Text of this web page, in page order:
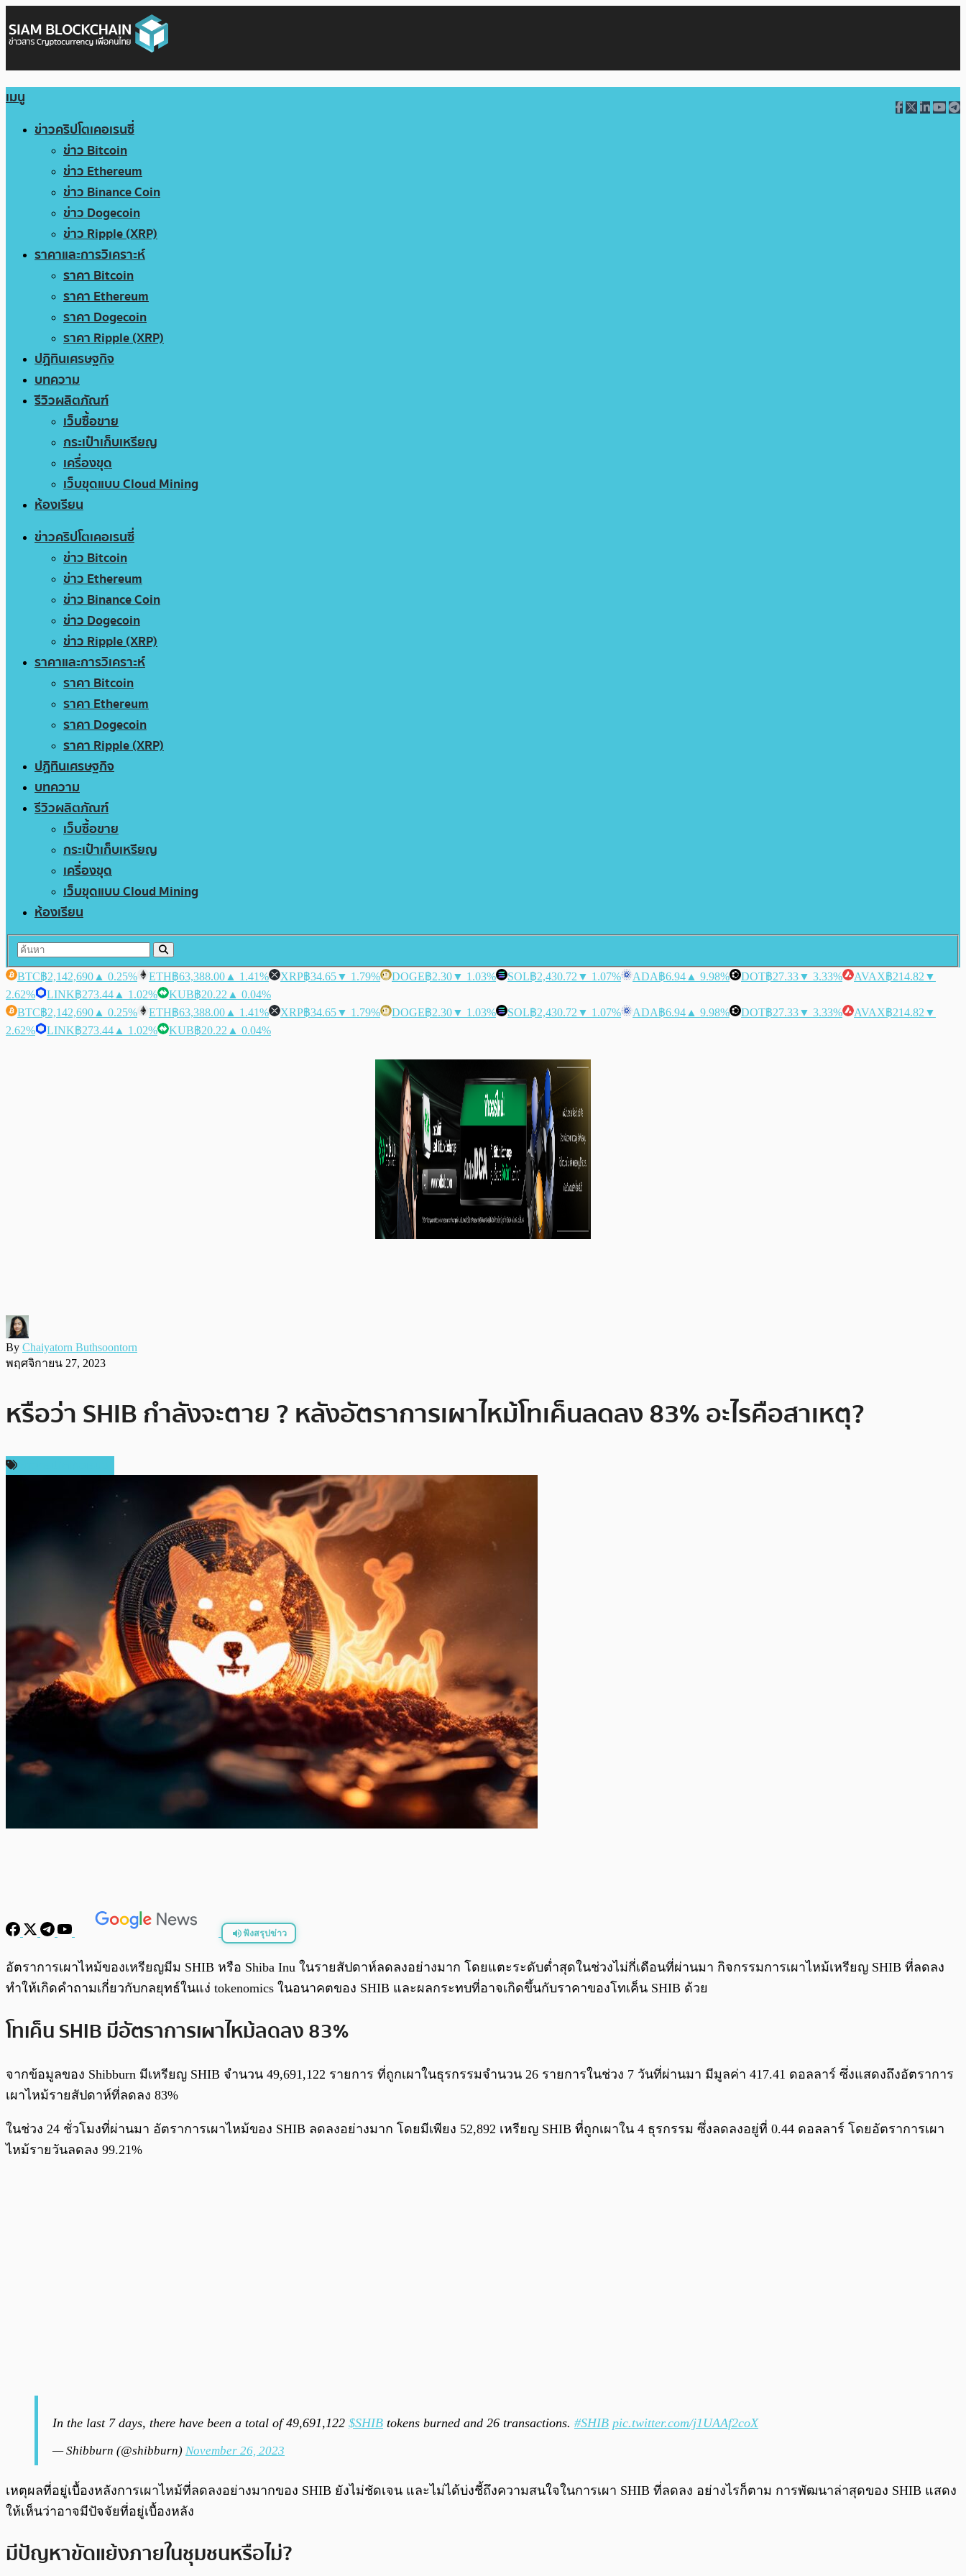
เมนู
ข่าวคริปโตเคอเรนซี่
ข่าว Bitcoin
ข่าว Ethereum
ข่าว Binance Coin
ข่าว Dogecoin
ข่าว Ripple (XRP)
ราคาและการวิเคราะห์
ราคา Bitcoin
ราคา Ethereum
ราคา Dogecoin
ราคา Ripple (XRP)
ปฏิทินเศรษฐกิจ
บทความ
รีวิวผลิตภัณฑ์
เว็บซื้อขาย
กระเป๋าเก็บเหรียญ
เครื่องขุด
เว็บขุดแบบ Cloud Mining
ห้องเรียน
ข่าวคริปโตเคอเรนซี่
ข่าว Bitcoin
ข่าว Ethereum
ข่าว Binance Coin
ข่าว Dogecoin
ข่าว Ripple (XRP)
ราคาและการวิเคราะห์
ราคา Bitcoin
ราคา Ethereum
ราคา Dogecoin
ราคา Ripple (XRP)
ปฏิทินเศรษฐกิจ
บทความ
รีวิวผลิตภัณฑ์
เว็บซื้อขาย
กระเป๋าเก็บเหรียญ
เครื่องขุด
เว็บขุดแบบ Cloud Mining
ห้องเรียน
BTC฿2,142,690 ▲ 0.25% ETH฿63,388.00 ▲ 1.41% XRP฿34.65▼ 1.79% DOGE฿2.30▼ 1.03% SOL฿2,430.72 ▼ 1.07% ADA฿6.94 ▲ 9.98% DOT฿27.33▼ 3.33% AVAX฿214.82 ▼
2.62%
LINK฿273.44 ▲ 1.02% KUB฿20.22 ▲ 0.04%
BTC฿2,142,690 ▲ 0.25% ETH฿63,388.00 ▲ 1.41% XRP฿34.65▼ 1.79% DOGE฿2.30▼ 1.03% SOL฿2,430.72 ▼ 1.07% ADA฿6.94 ▲ 9.98% DOT฿27.33▼ 3.33% AVAX฿214.82 ▼
2.62%
LINK฿273.44 ▲ 1.02% KUB฿20.22 ▲ 0.04%
By Chaiyatorn Buthsoontorn
พฤศจิกายน 27, 2023
หรือว่า SHIB กำลังจะตาย ? หลังอัตราการเผาไหม้โทเค็นลดลง 83% อะไรคือสาเหตุ?
ฟังสรุปข่าว
0:00/0:00
อัตราการเผาไหม้ของเหรียญมีม SHIB หรือ Shiba Inu ในรายสัปดาห์ลดลงอย่างมาก โดยแตะระดับต่ำสุดในช่วงไม่กี่เดือนที่ผ่านมา กิจกรรมการเผาไหม้เหรียญ SHIB ที่ลดลง
ทำให้เกิดคำถามเกี่ยวกับกลยุทธ์ในแง่ tokenomics ในอนาคตของ SHIB และผลกระทบที่อาจเกิดขึ้นกับราคาของโทเค็น SHIB ด้วย
โทเค็น SHIB มีอัตราการเผาไหม้ลดลง 83%
จากข้อมูลของ Shibburn มีเหรียญ SHIB จำนวน 49,691,122 รายการ ที่ถูกเผาในธุรกรรมจำนวน 26 รายการในช่วง 7 วันที่ผ่านมา มีมูลค่า 417.41 ดอลลาร์ ซึ่งแสดงถึงอัตราการ
เผาไหม้รายสัปดาห์ที่ลดลง 83%
ในช่วง 24 ชั่วโมงที่ผ่านมา อัตราการเผาไหม้ของ SHIB ลดลงอย่างมาก โดยมีเพียง 52,892 เหรียญ SHIB ที่ถูกเผาใน 4 ธุรกรรม ซึ่งลดลงอยู่ที่ 0.44 ดอลลาร์ โดยอัตราการเผา
ไหม้รายวันลดลง 99.21%
In the last 7 days, there have been a total of 49,691,122 $SHIB tokens burned and 26 transactions. #SHIB pic.twitter.com/j1UAAf2coX
— Shibburn (@shibburn) November 26, 2023
เหตุผลที่อยู่เบื้องหลังการเผาไหม้ที่ลดลงอย่างมากของ SHIB ยังไม่ชัดเจน และไม่ได้บ่งชี้ถึงความสนใจในการเผา SHIB ที่ลดลง อย่างไรก็ตาม การพัฒนาล่าสุดของ SHIB แสดง
ให้เห็นว่าอาจมีปัจจัยที่อยู่เบื้องหลัง
มีปัญหาขัดแย้งภายในชุมชนหรือไม่?